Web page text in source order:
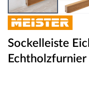
Sockelleiste